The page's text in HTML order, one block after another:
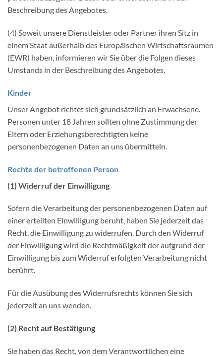
Beschreibung des Angebotes.
(4) Soweit unsere Dienstleister oder Partner ihren Sitz in
einem Staat außerhalb des Europäischen Wirtschaftsraumen
(EWR) haben, informieren wir Sie über die Folgen dieses
Umstands in der Beschreibung des Angebotes.
Kinder
Unser Angebot richtet sich grundsätzlich an Erwachsene.
Personen unter 18 Jahren sollten ohne Zustimmung der
Eltern oder Erziehungsberechtigten keine
personenbezogenen Daten an uns übermitteln.
Rechte der betroffenen Person
(1) Widerruf der Einwilligung
Sofern die Verarbeitung der personenbezogenen Daten auf
einer erteilten Einwilligung beruht, haben Sie jederzeit das
Recht, die Einwilligung zu widerrufen. Durch den Widerruf
der Einwilligung wird die Rechtmäßigkeit der aufgrund der
Einwilligung bis zum Widerruf erfolgten Verarbeitung nicht
berührt.
Für die Ausübung des Widerrufsrechts können Sie sich
jederzeit an uns wenden.
(2) Recht auf Bestätigung
Sie haben das Recht, von dem Verantwortlichen eine